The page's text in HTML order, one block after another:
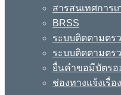
สารสนเทศการ
BRSS
ระบบติดตามตร
ระบบติดตามตร
ยื่นคำขอมีบัตรอ
ช่องทางแจ้งเรื่